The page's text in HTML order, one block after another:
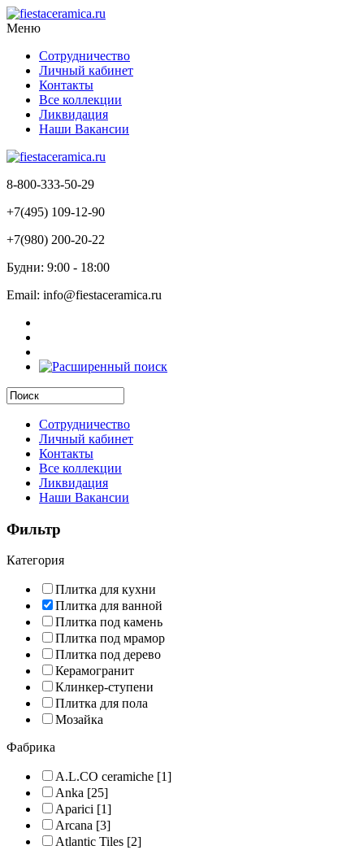
Меню
Сотрудничество
Личный кабинет
Контакты
Все коллекции
Ликвидация
Наши Вакансии
8-800-333-50-29
+7(495) 109-12-90
+7(980) 200-20-22
Будни: 9:00 - 18:00
Email: info@fiestaceramica.ru
Сотрудничество
Личный кабинет
Контакты
Все коллекции
Ликвидация
Наши Вакансии
Фильтр
Категория
Плитка для кухни
Плитка для ванной
Плитка под камень
Плитка под мрамор
Плитка под дерево
Керамогранит
Клинкер-ступени
Плитка для пола
Мозайка
Фабрика
A.L.CO ceramiche [1]
Anka [25]
Aparici [1]
Arcana [3]
Atlantic Tiles [2]